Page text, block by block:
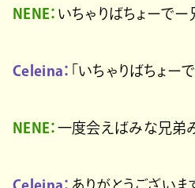
NENE： いちゃりばちょーでー
Celeina： 「いちゃりばちょー
NENE： 一度会えばみな兄弟